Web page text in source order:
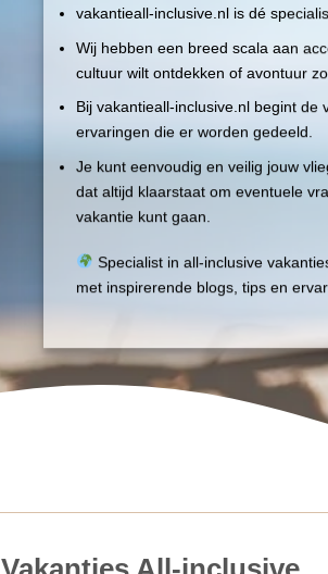
vakantieall-inclusive.nl is dé
Wij hebben een breed scala aan
cultuur wilt ontdekken of avontuur
Bij vakantieall-inclusive.nl begint
ervaringen die er worden gedeeld.
Je kunt eenvoudig en veilig jouw
dat altijd klaarstaat om eventuele
vakantie kunt gaan.
Specialist in all-inclusive
met inspirerende blogs, tips en